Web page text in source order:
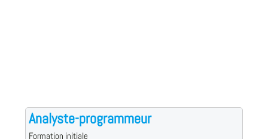
Analyste-programmeur
Formation initiale